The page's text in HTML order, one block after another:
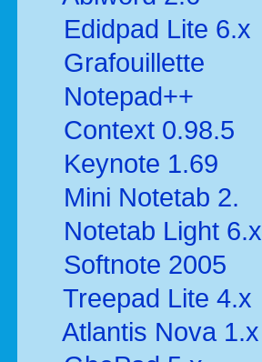
Edidpad Lite 6.x
Grafouillette
Notepad++
Context 0.98.5
Keynote 1.69
Mini Notetab 2.
Notetab Light 6.x
Softnote 2005
Treepad Lite 4.x
Atlantis Nova 1.x